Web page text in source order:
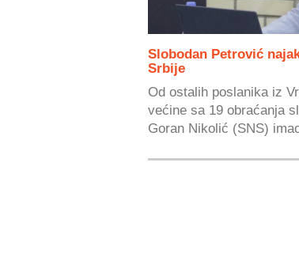
Slobodan Petrović
Srbije
Od ostalih poslanika iz
većine sa 19 obraćanja
Goran Nikolić (SNS)